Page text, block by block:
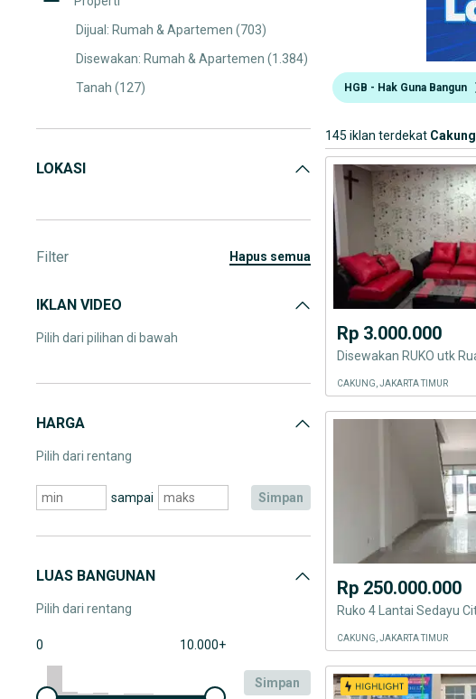
Dijual: Rumah & Apartemen (703)
Disewakan: Rumah & Apartemen (1.384)
Tanah (127)
LOKASI
Filter hapus semua
IKLAN VIDEO
Pilih dari pilihan di bawah
HARGA
Pilih dari rentang
sampai simpan
LUAS BANGUNAN
Pilih dari rentang
0 10.000+
simpan
HGB - Hak Guna Bangun
145 iklan terdekat Cakung
Rp 3.000.000
CAKUNG, JAKARTA TIMUR
Rp 250.000.000
CAKUNG, JAKARTA TIMUR